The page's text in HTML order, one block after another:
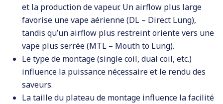
et la production de vapeur. Un airflow plus large
favorise une vape aérienne (DL – Direct Lung),
tandis qu’un airflow plus restreint oriente vers une
vape plus serrée (MTL – Mouth to Lung).
Le type de montage (single coil, dual coil, etc.)
influence la puissance nécessaire et le rendu des
saveurs.
La taille du plateau de montage influence la facilité